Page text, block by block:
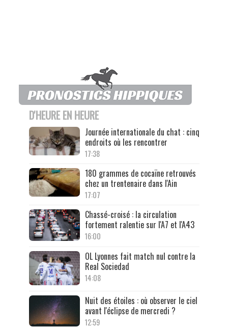
D'HEURE EN HEURE
Journée internationale du chat : cinq
endroits où les rencontrer
17:38
180 grammes de cocaïne retrouvés
chez un trentenaire dans l'Ain
17:07
Chassé-croisé : la circulation
fortement ralentie sur l'A7 et l'A43
16:00
OL Lyonnes fait match nul contre la
Real Sociedad
14:08
Nuit des étoiles : où observer le ciel
avant l'éclipse de mercredi ?
12:59